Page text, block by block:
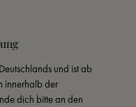
und ist ab
innerhalb der
dich bitte an den